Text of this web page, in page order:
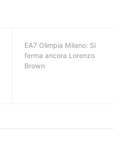
EA7 Olimpia Milano: Si
ferma ancora Lorenzo
Brown